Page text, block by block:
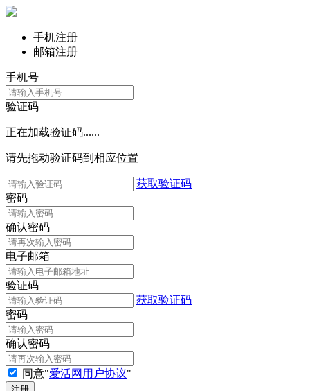
手机注册
邮箱注册
手机号
验证码
正在加载验证码......
请先拖动验证码到相应位置
获取验证码
密码
确认密码
电子邮箱
验证码
获取验证码
密码
确认密码
同意"爱活网用户协议"